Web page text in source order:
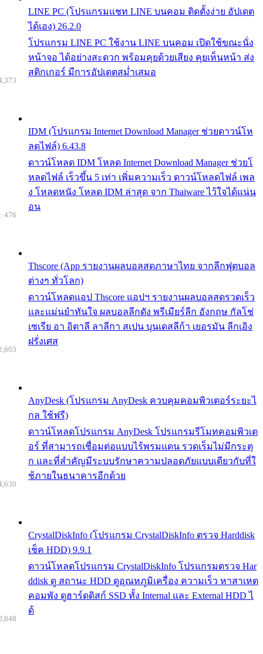
LINE PC (โปรแกรมแชท LINE บนคอม ติดตั้งง่าย อัปเดต
ได้เอง) 26.2.0
โปรแกรม LINE PC ใช้งาน LINE บนคอม เปิดใช้ขณะนั่ง
หน้าจอ ได้อย่างสะดวก พร้อมคุยด้วยเสียง คุยเห็นหน้า ส่ง
สติกเกอร์ มีการอัปเดตสม่ำเสมอ
IDM (โปรแกรม Internet Download Manager ช่วยดาวน์โห
ลดไฟล์) 6.43.8
ดาวน์โหลด IDM โหลด Internet Download Manager ช่วยโ
หลดไฟล์ เร็วขึ้น 5 เท่า เพิ่มความเร็ว ดาวน์โหลดไฟล์ เพล
ง โหลดหนัง โหลด IDM ล่าสุด จาก Thaiware ไว้ใจได้แน่น
อน
Thscore (App รายงานผลบอลสดภาษาไทย จากลีกฟุตบอล
ต่างๆ ทั่วโลก)
ดาวน์โหลดแอป Thscore แอปฯ รายงานผลบอลสดรวดเร็ว
และแม่นยำทันใจ ผลบอลลีกดัง พรีเมียร์ลีก อังกฤษ กัลโช่
เซเรีย อา อิตาลี ลาลีกา สเปน บุนเดสลีก้า เยอรมัน ลีกเอิง
ฝรั่งเศส
476
AnyDesk (โปรแกรม AnyDesk ควบคุมคอมพิวเตอร์ระยะไ
กล ใช้ฟรี)
ดาวน์โหลดโปรแกรม AnyDesk โปรแกรมรีโมทคอมพิวเต
อร์ ที่สามารถเชื่อมต่อแบบไร้พรมแดน รวดเร็มไม่มีกระตุ
ก และที่สำคัญมีระบบรักษาความปลอดภัยแบบเดียวกับที่ใ
ช้ภายในธนาคารอีกด้วย
CrystalDiskInfo (โปรแกรม CrystalDiskInfo ตรวจ Harddisk
เช็ค HDD) 9.9.1
ดาวน์โหลดโปรแกรม CrystalDiskInfo โปรแกรมตรวจ Har
ddisk ดู สถานะ HDD ดูอุณหภูมิเครื่อง ความเร็ว หาสาเหต
คอมพัง ดูฮาร์ดดิสก์ SSD ทั้ง Internal และ External HDD ไ
ด้